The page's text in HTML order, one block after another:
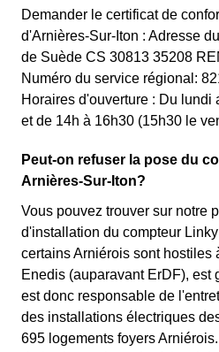
Demander le certificat de
d'Arnières-Sur-Iton : Adresse
de Suède CS 30813 35208
Numéro du service régional:
Horaires d'ouverture : Du lundi
et de 14h à 16h30 (15h30 le
Peut-on refuser la pose du
Arnières-Sur-Iton?
Vous pouvez trouver sur notre
d'installation du compteur
certains Arniérois sont hostiles
Enedis (auparavant ErDF), est
est donc responsable de
des installations électriques
695 logements foyers